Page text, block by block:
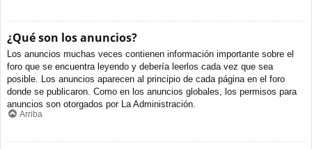
¿Qué son los anuncios?
Los anuncios muchas veces contienen información importante sobre el
foro que se encuentra leyendo y debería leerlos cada vez que sea
posible. Los anuncios aparecen al principio de cada página en el foro
donde se publicaron. Como en los anuncios globales, los permisos para
anuncios son otorgados por La Administración.
Arriba